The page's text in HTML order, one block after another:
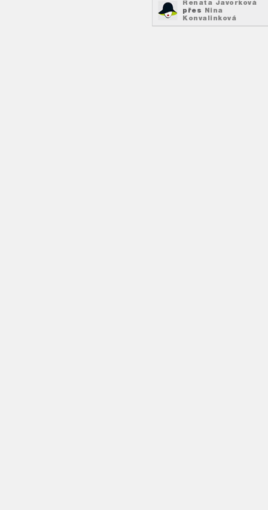
Renata Javorková
přes Nina
Konvalinková
naNápady, inspirace